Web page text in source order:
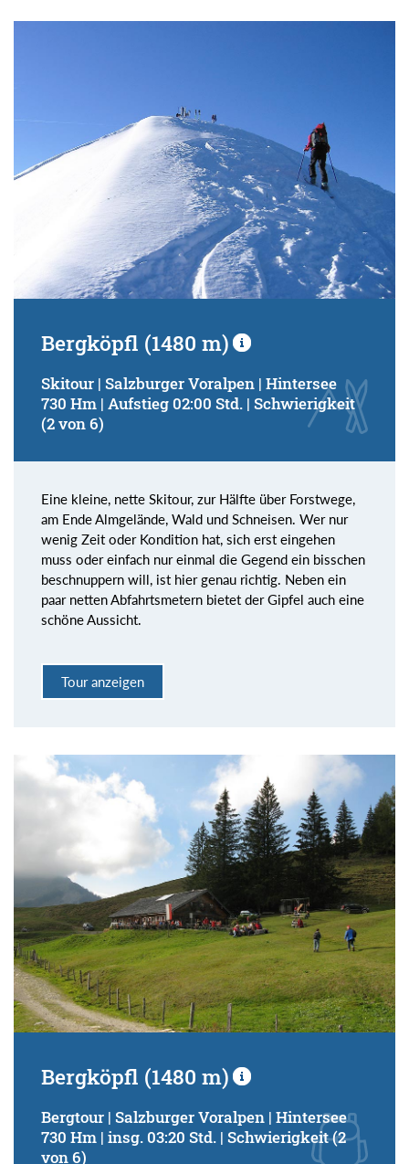
Bergköpfl (1480 m)
Skitour | Salzburger Voralpen | Hintersee
730 Hm | Aufstieg 02:00 Std. | Schwierigkeit
(2 von 6)
Eine kleine, nette Skitour, zur Hälfte über Forstwege,
am Ende Almgelände, Wald und Schneisen. Wer nur
wenig Zeit oder Kondition hat, sich erst eingehen
muss oder einfach nur einmal die Gegend ein bisschen
beschnuppern will, ist hier genau richtig. Neben ein
paar netten Abfahrtsmetern bietet der Gipfel auch eine
schöne Aussicht.
Tour anzeigen
Bergköpfl (1480 m)
Bergtour | Salzburger Voralpen | Hintersee
730 Hm | insg. 03:20 Std. | Schwierigkeit (2
von 6)